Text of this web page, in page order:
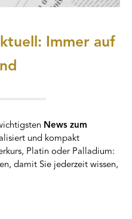
Immer auf
News zum
und kompakt
Platin oder Palladium:
damit Sie jederzeit wissen,